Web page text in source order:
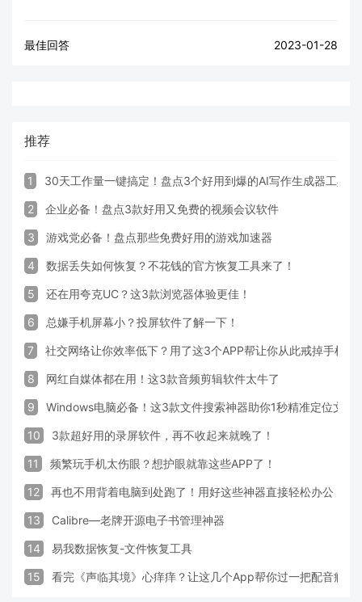
最佳回答 2023-01-28
推荐
1 30天工作量一键搞定！盘点3个好用到爆的AI写作生成器工具
2 企业必备！盘点3款好用又免费的视频会议软件
3 游戏党必备！盘点那些免费好用的游戏加速器
4 数据丢失如何恢复？不花钱的官方恢复工具来了！
5 还在用夸克UC？这3款浏览器体验更佳！
6 总嫌手机屏幕小？投屏软件了解一下！
7 社交网络让你效率低下？用了这3个APP帮让你从此戒掉手机！
8 网红自媒体都在用！这3款音频剪辑软件太牛了
9 Windows电脑必备！这3款文件搜索神器助你1秒精准定位文件
10 3款超好用的录屏软件，再不收起来就晚了！
11 频繁玩手机太伤眼？想护眼就靠这些APP了！
12 再也不用背着电脑到处跑了！用好这些神器直接轻松办公
13 Calibre—老牌开源电子书管理神器
14 易我数据恢复-文件恢复工具
15 看完《声临其境》心痒痒？让这几个App帮你过一把配音瘾